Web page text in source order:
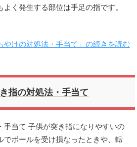
く発生する部位は手足の指です。
やけの対処法・手当て」の続きを読む
指の対処法・手当て
手当て 子供が突き指になりやすいの
でボールを受け損なったときや、転